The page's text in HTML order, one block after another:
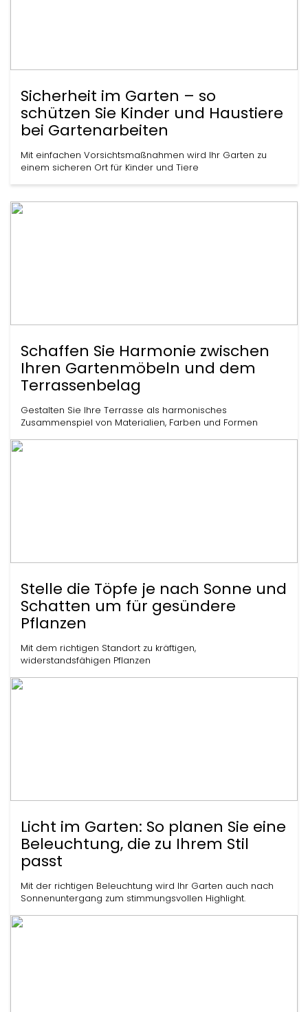
Sicherheit im Garten – so
schützen Sie Kinder und Haustiere
bei Gartenarbeiten
Mit einfachen Vorsichtsmaßnahmen wird Ihr Garten zu
einem sicheren Ort für Kinder und Tiere
Schaffen Sie Harmonie zwischen
Ihren Gartenmöbeln und dem
Terrassenbelag
Gestalten Sie Ihre Terrasse als harmonisches
Zusammenspiel von Materialien, Farben und Formen
Stelle die Töpfe je nach Sonne und
Schatten um für gesündere
Pflanzen
Mit dem richtigen Standort zu kräftigen,
widerstandsfähigen Pflanzen
Licht im Garten: So planen Sie eine
Beleuchtung, die zu Ihrem Stil
passt
Mit der richtigen Beleuchtung wird Ihr Garten auch nach
Sonnenuntergang zum stimmungsvollen Highlight.